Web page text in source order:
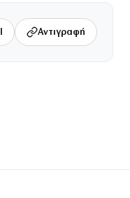
Αντιγραφή